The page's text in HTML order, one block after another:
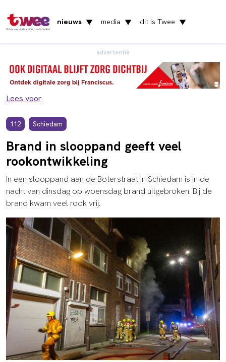
Het nieuws uit Vlaardingen en Schiedam
nieuws ▼ media ▼ dit is Twee ▼
advertentie
Lees voor
112 Schiedam
Brand in slooppand geeft veel
rookontwikkeling
In een slooppand aan de Boterstraat in Schiedam is in de
nacht van dinsdag op woensdag brand uitgebroken. Bij de
brand kwam veel rook vrij.